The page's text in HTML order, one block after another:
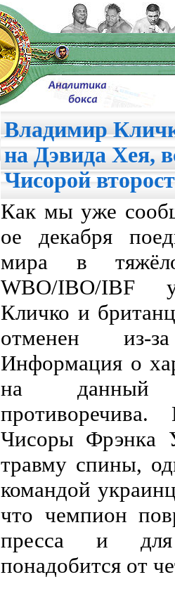
Владимир
на Дэвида Хея,
Чисорой
Как мы уже
ое декабря
мира в
WBO/IBO/IBF
Кличко и
отменен из-
Информация о
на данный
Чисоры Фрэнка
травму спины,
командой
что чемпион
пресса и для
понадобится от